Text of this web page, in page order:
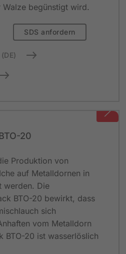
begünstigt wird.
SDS anfordern
20
Produktion von
auf Metalldornen in
werden. Die
BTO-20 bewirkt, dass
sich
vom Metalldorn
BTO-20 ist wasserlöslich